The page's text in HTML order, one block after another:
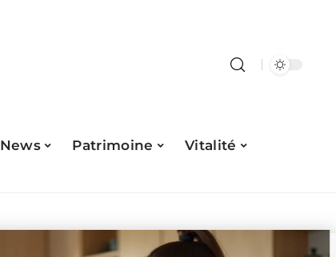
News Patrimoine
Vitalité